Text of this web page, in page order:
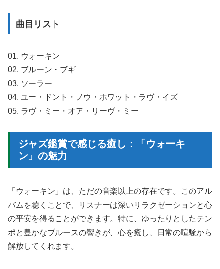
曲目リスト
01. ウォーキン
02. ブルーン・ブギ
03. ソーラー
04. ユー・ドント・ノウ・ホワット・ラヴ・イズ
05. ラヴ・ミー・オア・リーヴ・ミー
ジャズ鑑賞で感じる癒し：「ウォーキ
ン」の魅力
「ウォーキン」は、ただの音楽以上の存在です。このアル
バムを聴くことで、リスナーは深いリラクゼーションと心
の平安を得ることができます。特に、ゆったりとしたテン
ポと豊かなブルースの響きが、心を癒し、日常の喧騒から
解放してくれます。